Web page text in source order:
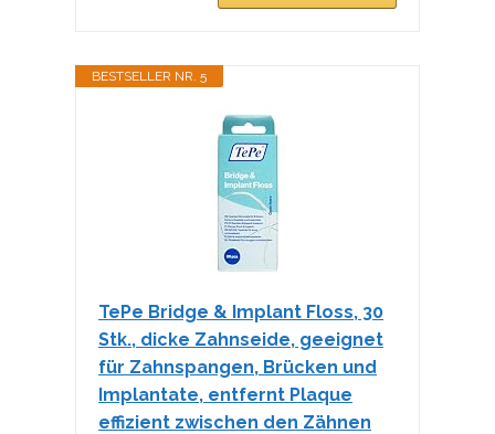
BESTSELLER NR. 5
TePe Bridge & Implant Floss, 30
Stk., dicke Zahnseide, geeignet
für Zahnspangen, Brücken und
Implantate, entfernt Plaque
effizient zwischen den Zähnen